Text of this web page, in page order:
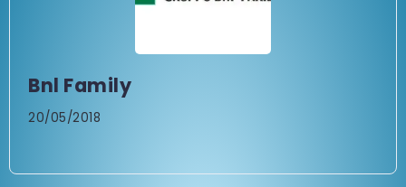
Bnl Family
20/05/2018